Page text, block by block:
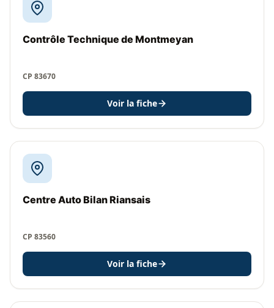
Contrôle Technique de Montmeyan
CP 83670
Voir la fiche
Centre Auto Bilan Riansais
CP 83560
Voir la fiche